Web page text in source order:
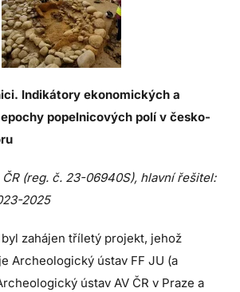
Indikátory ekonomických a
popelnicových polí v česko-
ČR (reg. č. 23-06940S), hlavní řešitel:
2025
zahájen tříletý projekt, jehož
Archeologický ústav FF JU (a
ústav AV ČR v Praze a